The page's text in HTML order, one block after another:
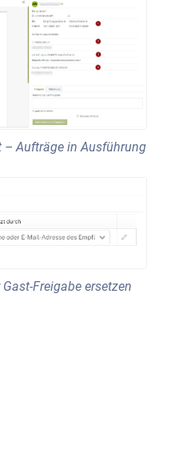
Aufträge in Ausführung
Freigabe ersetzen